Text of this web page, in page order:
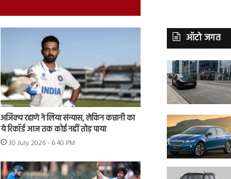
अजिंक्य रहाणे ने लिया संन्यास, लेकिन कप्तानी का
ये रिकॉर्ड आज तक कोई नहीं तोड़ पाया
30 July 2026 - 6:40 PM
ऑटो जगत